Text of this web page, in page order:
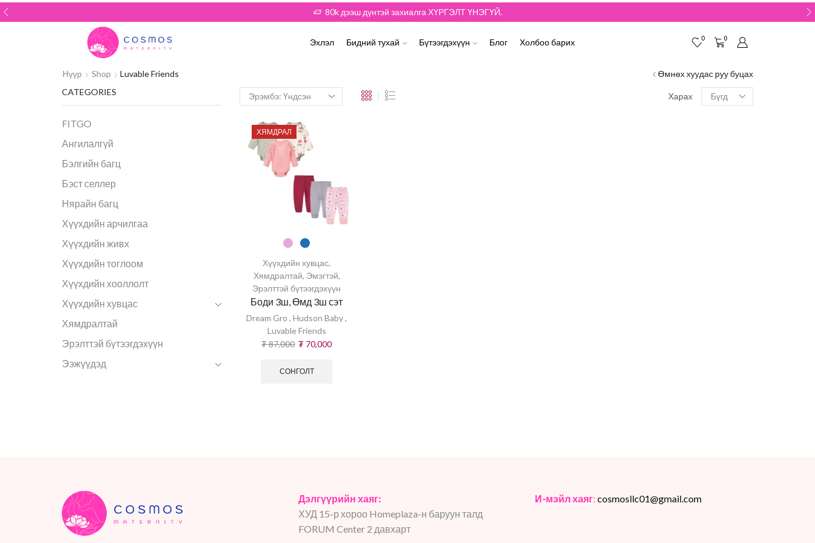
80k дээш дүнтэй захиалга ХҮРГЭЛТ ҮНЭГҮЙ.
Эхлэл Бидний тухай Бүтээгдэхүүн Блог Холбоо барих 0 0
Нүүр Shop Luvable Friends Өмнөх хуудас руу буцах
Харах
ХЯМДРАЛ
Хүүхдийн хувцас,
Хямдралтай, Эмэгтэй,
Эрэлттэй бүтээгдэхүүн
Боди 3ш, Өмд 3ш сэт
Dream Gro ,Hudson Baby,
Luvable Friends
₮87,000 ₮ 70,000
СОНГОЛТ
CATEGORIES
FITGO
Ангилалгүй
Бэлгийн багц
Бэст селлер
Нярайн багц
Хүүхдийн арчилгаа
Хүүхдийн живх
Хүүхдийн тоглоом
Хүүхдийн хооллолт
Хүүхдийн хувцас
Хямдралтай
Эрэлттэй бүтээгдэхүүн
Ээжүүдэд
Дэлгүүрийн хаяг:
ХУД 15-р хороо Homeplaza-н баруун талд
FORUM Center 2 давхарт
И-мэйл хаяг: cosmosllc01@gmail.com